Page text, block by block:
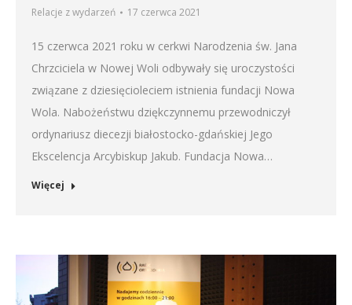
Relacje z wydarzeń 17 czerwca 2021
15 czerwca 2021 roku w cerkwi Narodzenia św. Jana
Chrzciciela w Nowej Woli odbywały się uroczystości
związane z dziesięcioleciem istnienia fundacji Nowa
Wola. Nabożeństwu dziękczynnemu przewodniczył
ordynariusz diecezji białostocko-gdańskiej Jego
Ekscelencja Arcybiskup Jakub. Fundacja Nowa…
Więcej